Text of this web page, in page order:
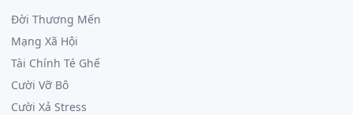
Đời Thương Mến
Mạng Xã Hội
Tài Chính Té Ghế
Cười Vỡ Bô
Cười Xả Stress